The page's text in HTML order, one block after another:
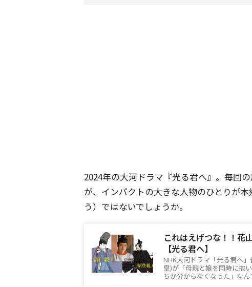
2024年の大河ドラマ『光る君へ』。毎回
が、インパクトの大きな人物のひとりが
う）ではないでしょうか。
これはえげつな！！花
【光る君へ】
NHK大河ドラマ「光る君へ
皇)が「母親と娘を同時に抱
ちか分からなくなった」な